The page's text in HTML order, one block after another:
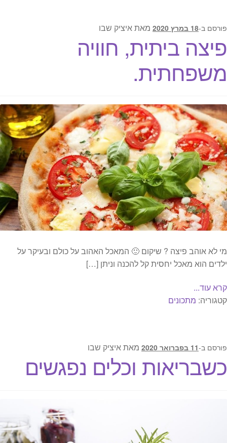
פורסם ב-18 במרץ 2020 מאתאיציק שבו
פיצה ביתית, חוויה
משפחתית.
מי לא אוהב פיצה ? שיקום 🙂 המאכל האהוב על כולם ובעיקר על
ילדים הוא מאכל יחסית קל להכנה וניתן […]
קרא עוד...
קטגוריה: מתכונים
פורסם ב-11 בפברואר 2020 מאתאיציק שבו
כשבריאות וכלים נפגשים